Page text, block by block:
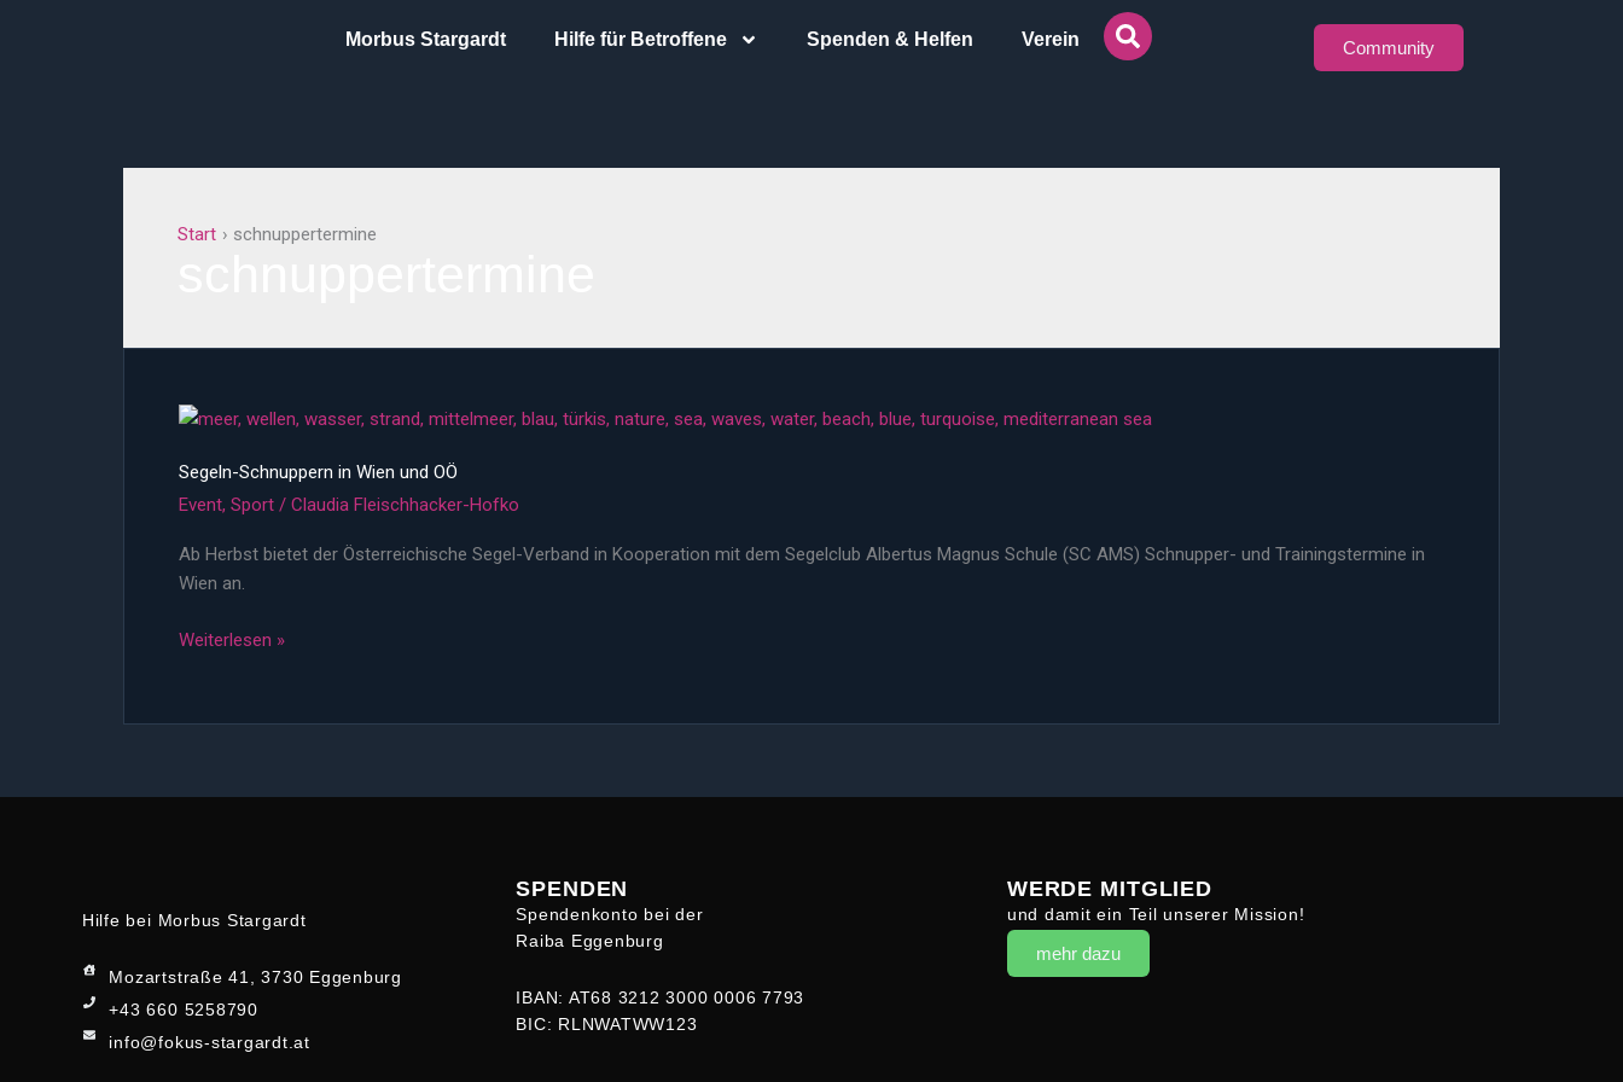
Morbus Stargardt Hilfe für Betroffene Spenden & Helfen Verein Community
Start schnuppertermine
Segeln-Schnuppern in Wien und OÖ
Event, Sport / Claudia Fleischhacker-Hofko
Ab Herbst bietet der Österreichische Segel-Verband in Kooperation mit dem Segelclub Albertus Magnus Schule (SC AMS) Schnupper- und Trainingstermine in
Wien an.
Segeln-
in
Wien
OÖ
Weiterlesen »
Hilfe bei Morbus Stargardt
Mozartstraße 41, 3730 Eggenburg
+43 660 5258790
info@fokus-stargardt.at
SPENDEN
Spendenkonto bei der
Raiba Eggenburg
IBAN: AT68 3212 3000 0006 7793
BIC: RLNWATWW123
WERDE MITGLIED
und damit ein Teil unserer Mission!
mehr dazu